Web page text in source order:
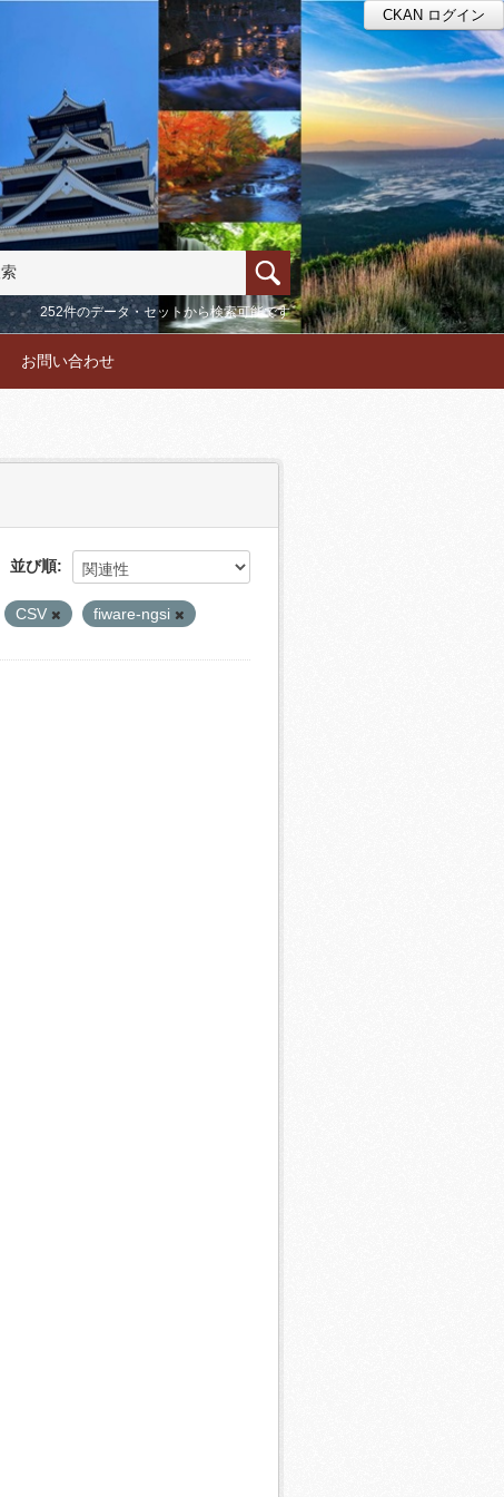
CKAN ログイン
252件のデータ・セットから検索可能です
お問い合わせ
並び順
CSV fiware-ngsi